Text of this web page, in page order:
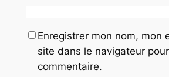
Enregistrer mon nom, mon
site dans le navigateur
commentaire.